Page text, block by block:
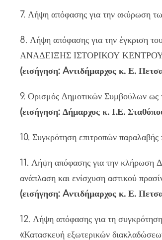
7. Λήψη απόφασης για την ακύρωση
8. Λήψη απόφασης για την έγκριση
ΑΝΑΔΕΙΞΗΣ ΙΣΤΟΡΙΚΟΥ
(εισήγηση: Aντιδήμαρχος κ. Ε.
9. Ορισμός Δημοτικών Συμβούλων ως
(εισήγηση: Δήμαρχος κ. Ι.Ε.
10. Συγκρότηση επιτροπών
11. Λήψη απόφασης για την κλήρωση
ανάπλαση και ενίσχυση αστικού
(εισήγηση: Aντιδήμαρχος κ. Ε.
12. Λήψη απόφασης για τη
«Κατασκευή εξωτερικών